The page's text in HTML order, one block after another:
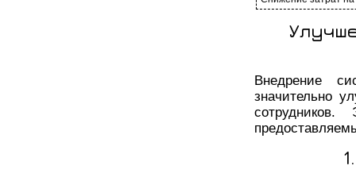
Внедрение
значительно